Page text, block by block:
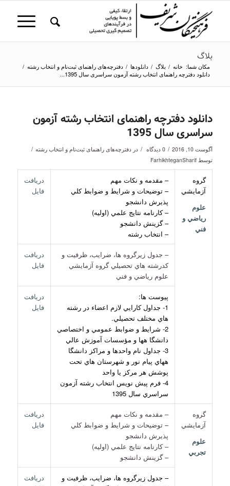
بلاگ
مکان شما: خانه / بلاگ / دانلودها / دفترچه‌های راهنمای ثبت‌نام و انتخاب رشته /
دانلود دفترچه راهنمای انتخاب رشته آزمون سراسری سال 1395...
دانلود دفترچه راهنمای انتخاب رشته آزمون
سراسری سال 1395
آگوست 10, 2016 / 0 دیدگاه / در دفترچه‌های راهنمای ثبت‌نام و انتخاب رشته /
توسط FarhikhteganSharif
گروه
آزمايشي
علوم
رياضي و
فني
– مقدمه و نكات مهم
– توضيحات و شرايط و ضوابط كلي
پذيرش دانشجو
– كارنامه نتايج علمي (اوليه)
– گزينش دانشجو
– انتخاب رشته
دريافت
فايل
– جدول زيرگروه ها، ضرايب، ظرفيت و
كدرشته هاي تحصيلي گروه آزمايشي
علوم رياضي و فني
دريافت
فايل
پيوست ها:
1- جداول كارايي لازم اعضاء در رشته
هاي مختلف تحصيلي.
2- شرايط و ضوابط عمومي و اختصاصي
دانشگا هها و مؤسسات آموزش عالي
3- جداول نام واحدها و مراكز دانشگا
ههاي پيام نور و شهرستان هاي تحت
پوشش هر مركز يا واحد
4- فرم پيش نويس انتخاب رشته آزمون
سراسري سال 1395
دريافت
فايل
گروه
آزمايشي
علوم
تجربي
– مقدمه و نكات مهم
– توضيحات و شرايط و ضوابط كلي
پذيرش دانشجو
– كارنامه نتايج علمي (اوليه)
– گزينش دانشجو
دريافت
فايل
– جدول زيرگروه ها، ضرايب، ظرفيت و
دريافت